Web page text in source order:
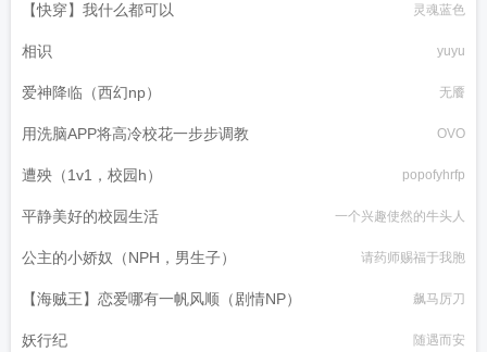
【快穿】我什么都可以 灵魂蓝色
相识 yuyu
爱神降临（西幻np） 无餍
用洗脑APP将高冷校花一步步调教 OVO
遭殃（1v1，校园h） popofyhrfp
平静美好的校园生活 一个兴趣使然的牛头人
公主的小娇奴（NPH，男生子） 请药师赐福于我胞
【海贼王】恋爱哪有一帆风顺（剧情NP） 飙马厉刀
妖行纪 随遇而安